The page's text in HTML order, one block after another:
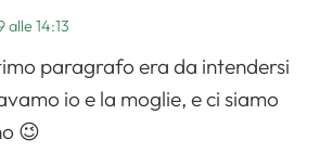
alle 14:13
paragrafo era da intendersi
io e la moglie, e ci siamo
😉